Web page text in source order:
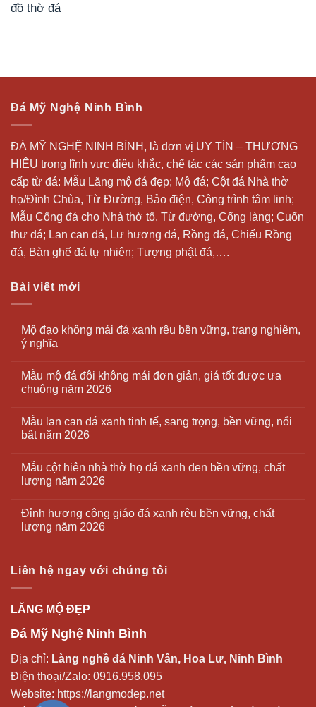
đồ thờ đá
Đá Mỹ Nghệ Ninh Bình
ĐÁ MỸ NGHỆ NINH BÌNH, là đơn vị UY TÍN – THƯƠNG
HIỆU trong lĩnh vực điêu khắc, chế tác các sản phẩm cao
cấp từ đá: Mẫu Lăng mộ đá đẹp; Mộ đá; Cột đá Nhà thờ
họ/Đình Chùa, Từ Đường, Bảo điện, Công trình tâm linh;
Mẫu Cổng đá cho Nhà thờ tổ, Từ đường, Cổng làng; Cuốn
thư đá; Lan can đá, Lư hương đá, Rồng đá, Chiếu Rồng
đá, Bàn ghế đá tự nhiên; Tượng phật đá,….
Bài viết mới
Mộ đạo không mái đá xanh rêu bền vững, trang nghiêm,
ý nghĩa
Mẫu mộ đá đôi không mái đơn giản, giá tốt được ưa
chuộng năm 2026
Mẫu lan can đá xanh tinh tế, sang trọng, bền vững, nổi
bật năm 2026
Mẫu cột hiên nhà thờ họ đá xanh đen bền vững, chất
lượng năm 2026
Đỉnh hương công giáo đá xanh rêu bền vững, chất
lượng năm 2026
Liên hệ ngay với chúng tôi
LĂNG MỘ ĐẸP
Đá Mỹ Nghệ Ninh Bình
Địa chỉ: Làng nghề đá Ninh Vân, Hoa Lư, Ninh Bình
Điện thoại/Zalo: 0916.958.095
Website: https://langmodep.net